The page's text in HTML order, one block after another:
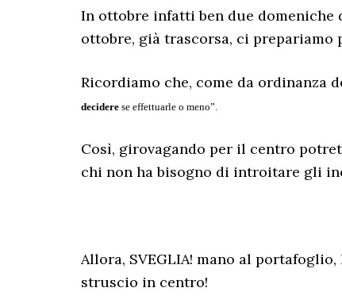
In ottobre infatti ben due domeniche
ottobre, già trascorsa, ci prepariamo
Ricordiamo che, come da ordinanza
decidere se effettuarle o meno”.
Così, girovagando per il centro
chi non ha bisogno di introitare gli
Allora, SVEGLIA! mano al
struscio in centro!